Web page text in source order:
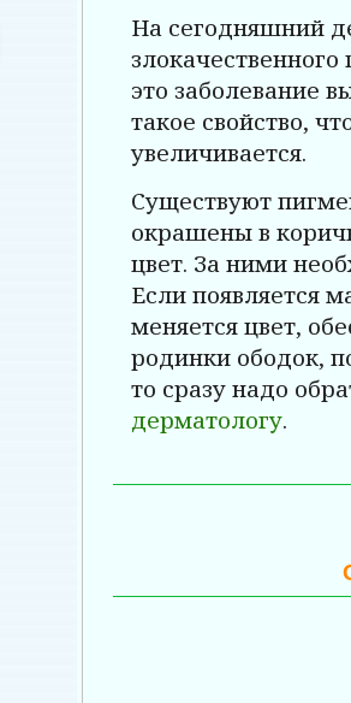
На сегодняшний
это заболевание
такое свойство,
увеличивается.
Существуют
окрашены в
цвет. За ними
Если появляется
меняется цвет,
родинки ободок,
то сразу надо
дерматологу.